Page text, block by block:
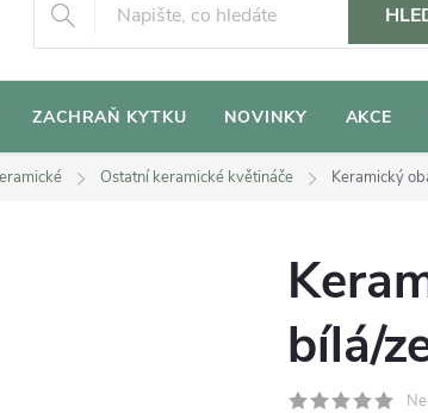
ZACHRAŇ KYTKU NOVINKY AKCE
Ostatní keramické květináče Keramický
bílá/